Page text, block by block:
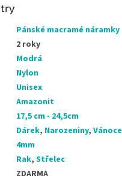
Pánské macramé náramky
2 roky
Modrá
Nylon
Unisex
Amazonit
17,5 cm - 24,5cm
Dárek, Narozeniny,Vánoce
4mm
Rak,Střelec
ZDARMA